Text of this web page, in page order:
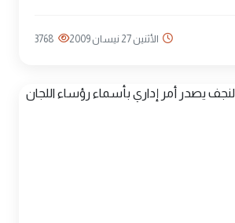
الأثنين 27 نيسان 2009 3768